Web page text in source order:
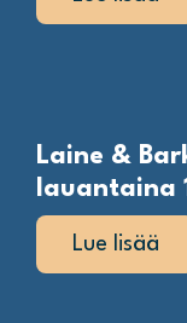
Laine &
lauantaina
Lue lisää